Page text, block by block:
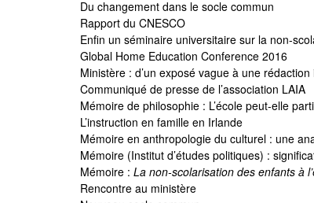
Du changement dans le socle commun
Rapport du CNESCO
Enfin un séminaire universitaire sur la non-
Global Home Education Conference 2016
Ministère : d’un exposé vague à une
Communiqué de presse de l’association LAIA
Mémoire de philosophie : L’école peut-elle
L’instruction en famille en Irlande
Mémoire en anthropologie du culturel : une
Mémoire (Institut d’études politiques) :
Mémoire : La non-scolarisation des enfants à
Rencontre au ministère